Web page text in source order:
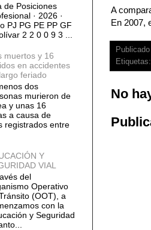
A
En 2007,
Etiquetas:
No
de Posiciones
· 2026 ·
PJ PG PE PP GF
2 2 0 0 9 3 ...
muertos y 16
en accidentes
feriado
dos
murieron de
y unas 16
a causa de
registrados entre
Y
VIAL
del
Operativo
(OOT), a
con la
y Seguridad